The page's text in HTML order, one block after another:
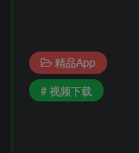
精品App
# 视频下载